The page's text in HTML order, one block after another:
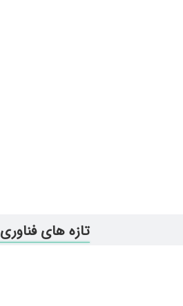
تازه های فناوری